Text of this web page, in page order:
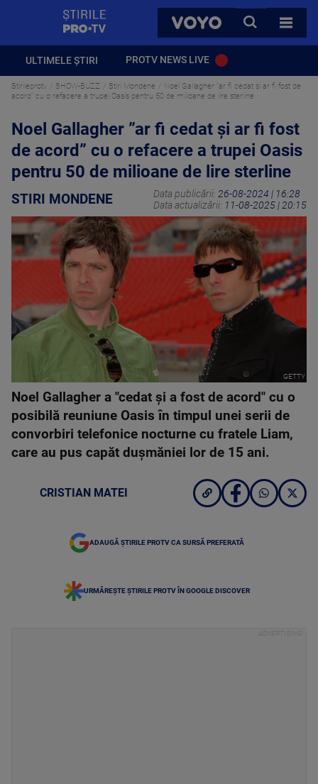
VOYO
CAUTA
TOATE
ULTIMELE ȘTIRI PROTV NEWS LIVE
Stirileprotv SHOW-BUZZ Stiri Mondene
Noel Gallagher ”ar fi cedat și ar fi fost de
acord” cu o refacere a trupei Oasis pentru 50 de milioane de lire sterline
Noel Gallagher ”ar fi cedat și ar fi fost
de acord” cu o refacere a trupei Oasis
pentru 50 de milioane de lire sterline
STIRI MONDENE Data publicării: 26-08-2024 | 16:28
Data actualizării: 11-08-2025 | 20:15
GETTY
Noel Gallagher a "cedat și a fost de acord" cu o
posibilă reuniune Oasis în timpul unei serii de
convorbiri telefonice nocturne cu fratele Liam,
care au pus capăt dușmăniei lor de 15 ani.
CRISTIAN MATEI
ADAUGĂ ȘTIRILE PROTV CA SURSĂ PREFERATĂ
URMĂREȘTE ȘTIRILE PROTV ÎN GOOGLE DISCOVER